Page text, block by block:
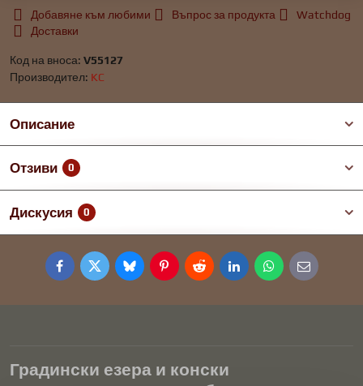
Добавяне към любими Въпрос за продукта
Watchdog
Доставки
Код на вноса: V55127
Производител: KC
Описание
Отзиви 0
Дискусия 0
FacebookTwitterBlueskyPinterestRedditLinkedInWhatsApp
E-
mail
Градински езера и конски